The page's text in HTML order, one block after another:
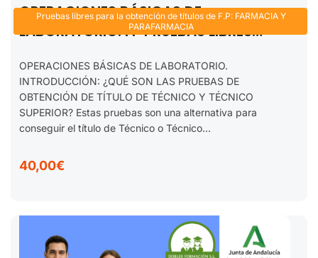
Pruebas libres para la obtención de títulos de F.P: FARMACIA Y
PARAFARMACIA
OPERACIONES BÁSICAS DE
LABORATORIO. FP PRUEBAS LIBRES
PARAFARMACIA. 2025-2026
OPERACIONES BÁSICAS DE LABORATORIO.
INTRODUCCIÓN: ¿QUÉ SON LAS PRUEBAS DE
OBTENCIÓN DE TÍTULO DE TÉCNICO Y TÉCNICO
SUPERIOR? Estas pruebas son una alternativa para
conseguir el título de Técnico o Técnico...
40,00€